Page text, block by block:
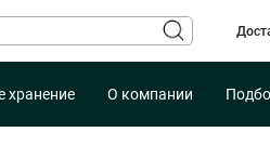
хранение О компании